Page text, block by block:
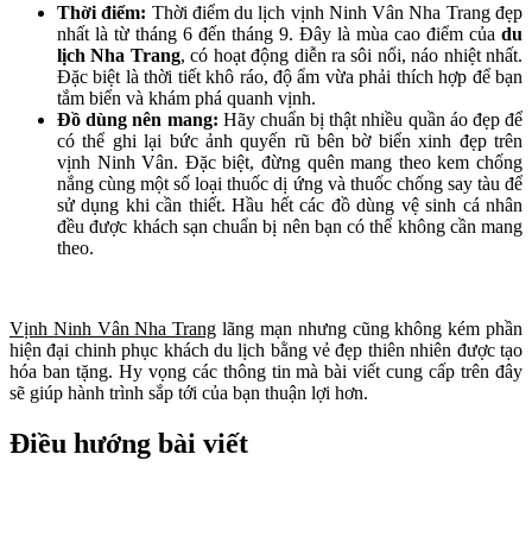
Thời điểm: Thời điểm du lịch vịnh Ninh Vân Nha Trang đẹp
nhất là từ tháng 6 đến tháng 9. Đây là mùa cao điểm của du
lịch Nha Trang, có hoạt động diễn ra sôi nổi, náo nhiệt nhất.
Đặc biệt là thời tiết khô ráo, độ ẩm vừa phải thích hợp để bạn
tắm biển và khám phá quanh vịnh.
Đồ dùng nên mang: Hãy chuẩn bị thật nhiều quần áo đẹp để
có thể ghi lại bức ảnh quyến rũ bên bờ biển xinh đẹp trên
vịnh Ninh Vân. Đặc biệt, đừng quên mang theo kem chống
nắng cùng một số loại thuốc dị ứng và thuốc chống say tàu để
sử dụng khi cần thiết. Hầu hết các đồ dùng vệ sinh cá nhân
đều được khách sạn chuẩn bị nên bạn có thể không cần mang
theo.
Vịnh Ninh Vân Nha Trang lãng mạn nhưng cũng không kém phần
hiện đại chinh phục khách du lịch bằng vẻ đẹp thiên nhiên được tạo
hóa ban tặng. Hy vọng các thông tin mà bài viết cung cấp trên đây
sẽ giúp hành trình sắp tới của bạn thuận lợi hơn.
Điều hướng bài viết